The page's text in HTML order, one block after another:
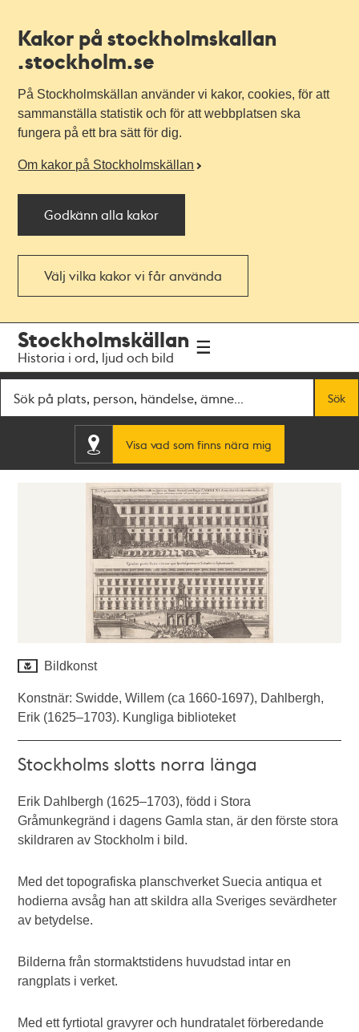
Kakor på stockholmskallan
.stockholm.se
På Stockholmskällan använder vi kakor, cookies, för att
sammanställa statistik och för att webbplatsen ska
fungera på ett bra sätt för dig.
Om kakor på Stockholmskällan
Godkänn alla kakor
Välj vilka kakor vi får använda
navigationen
huvudinnehållet
Stockholmskällan
Historia i ord, ljud och bild
Sök
Visa vad som finns nära mig
Bildkonst
Konstnär: Swidde, Willem (ca 1660-1697), Dahlbergh,
Erik (1625–1703). Kungliga biblioteket
Stockholms slotts norra länga
Erik Dahlbergh (1625–1703), född i Stora
Gråmunkegränd i dagens Gamla stan, är den förste stora
skildraren av Stockholm i bild.
Med det topografiska planschverket Suecia antiqua et
hodierna avsåg han att skildra alla Sveriges sevärdheter
av betydelse.
Bilderna från stormaktstidens huvudstad intar en
rangplats i verket.
Med ett fyrtiotal gravyrer och hundratalet förberedande